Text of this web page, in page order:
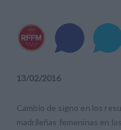
13/02/2016
Cambio de signo en los
madrileñas femeninas en